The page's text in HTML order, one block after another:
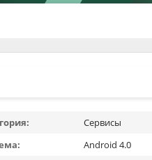
Сервисы
Android 4.0